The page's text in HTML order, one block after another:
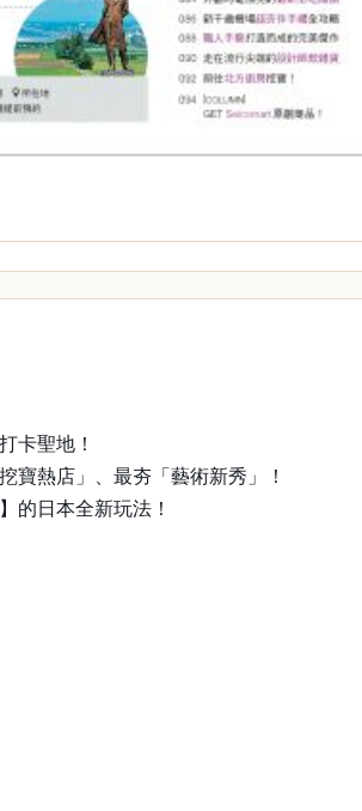
卡聖地！
寶熱店」、最夯「藝術新秀」！
的日本全新玩法！